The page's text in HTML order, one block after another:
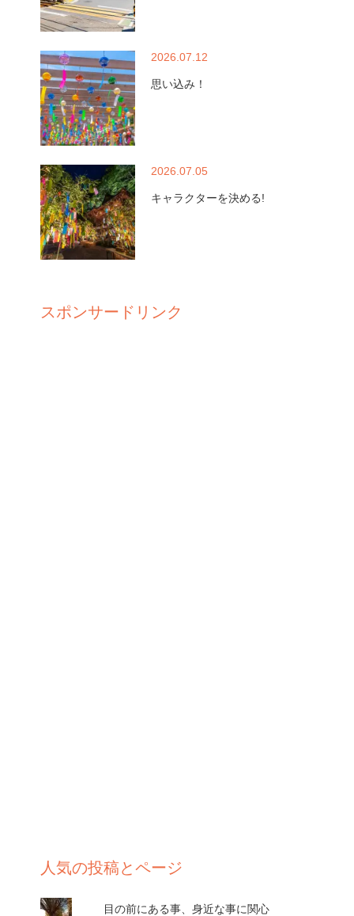
2026.07.12
思い込み！
2026.07.05
キャラクターを決める!
スポンサードリンク
人気の投稿とページ
目の前にある事、身近な事に関心